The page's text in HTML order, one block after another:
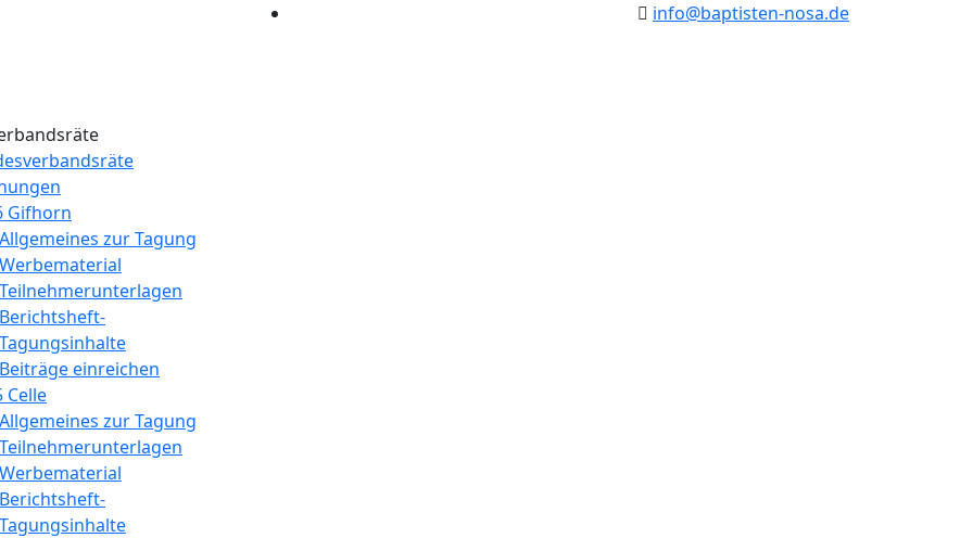
info@baptisten-nosa.de
Gifhorn
Allgemeines zur Tagung
Werbematerial
Teilnehmerunterlagen
Berichtsheft-
Tagungsinhalte
Beiträge einreichen
Celle
Allgemeines zur Tagung
Teilnehmerunterlagen
Werbematerial
Berichtsheft-
Tagungsinhalte